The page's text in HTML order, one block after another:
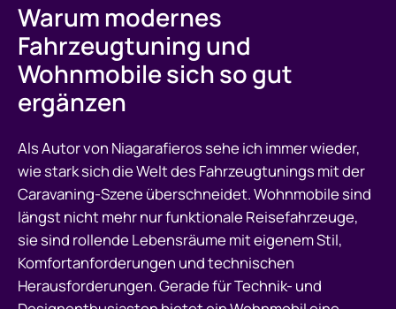
Warum modernes
Fahrzeugtuning und
Wohnmobile sich so gut
ergänzen
Als Autor von Niagarafieros sehe ich immer wieder,
wie stark sich die Welt des Fahrzeugtunings mit der
Caravaning-Szene überschneidet. Wohnmobile sind
längst nicht mehr nur funktionale Reisefahrzeuge,
sie sind rollende Lebensräume mit eigenem Stil,
Komfortanforderungen und technischen
Herausforderungen. Gerade für Technik- und